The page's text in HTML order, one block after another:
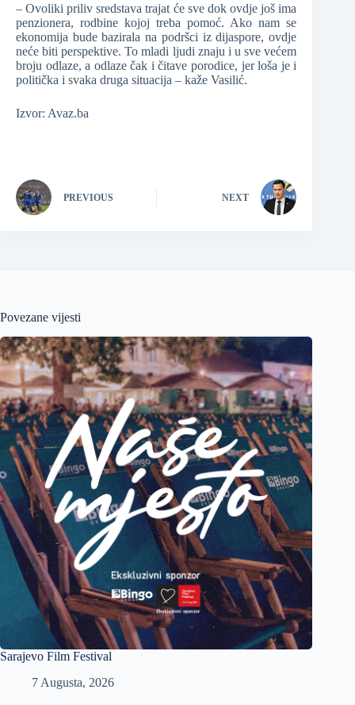
– Ovoliki priliv sredstava trajat će sve dok ovdje još ima
penzionera, rodbine kojoj treba pomoć. Ako nam se
ekonomija bude bazirala na podršci iz dijaspore, ovdje
neće biti perspektive. To mladi ljudi znaju i u sve većem
broju odlaze, a odlaze čak i čitave porodice, jer loša je i
politička i svaka druga situacija – kaže Vasilić.
Izvor: Avaz.ba
PREVIOUS NEXT
Povezane vijesti
Sarajevo Film Festival
7 Augusta, 2026